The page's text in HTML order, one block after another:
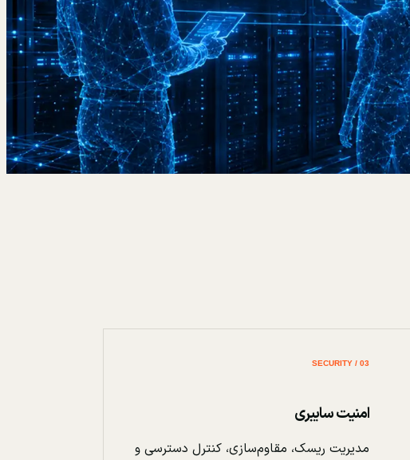
03 / SECURITY
امنیت سایبری
مدیریت ریسک، مقاوم‌سازی، کنترل دسترسی و